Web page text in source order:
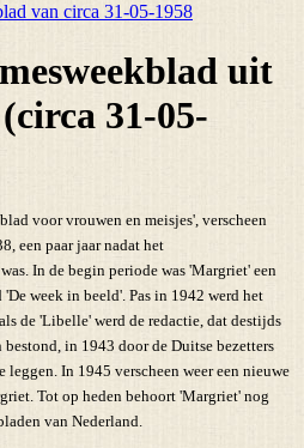
van circa 31-05-1958
uit
31-05-
voor vrouwen en meisjes', verscheen
een paar jaar nadat het
In de begin periode was 'Margriet' een
week in beeld'. Pas in 1942 werd het
de 'Libelle' werd de redactie, dat destijds
in 1943 door de Duitse bezetters
In 1945 verscheen weer een nieuwe
Tot op heden behoort 'Margriet' nog
van Nederland.